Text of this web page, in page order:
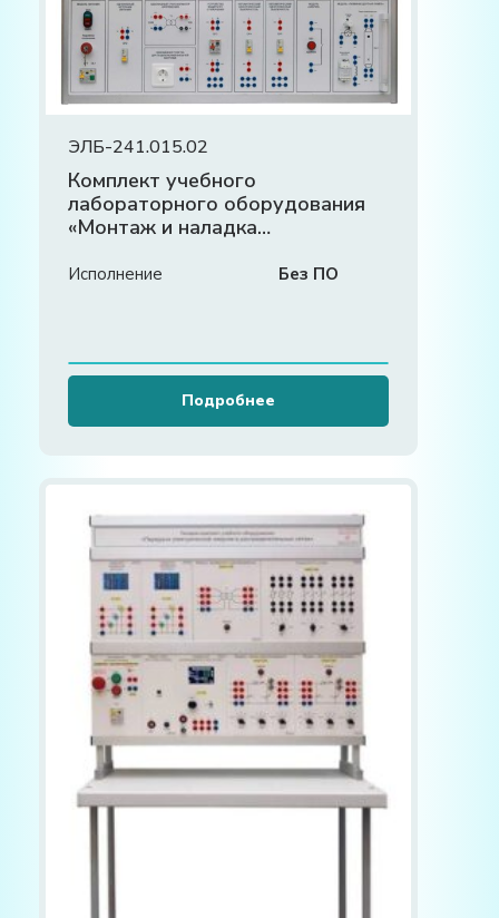
ЭЛБ-241.015.02
Комплект учебного
лабораторного оборудования
«Монтаж и наладка
предприятий и гражданских
Исполнение Без ПО
Подробнее